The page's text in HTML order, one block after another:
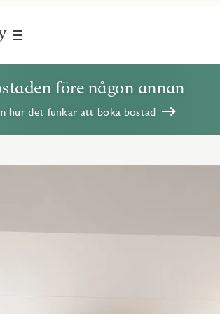
före någon annan
hur det funkar att boka bostad